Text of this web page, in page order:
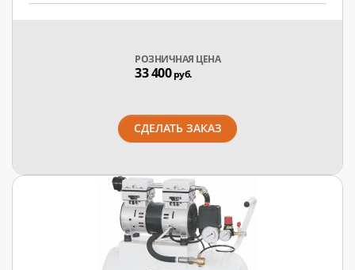
РОЗНИЧНАЯ ЦЕНА
33 400руб.
СДЕЛАТЬ ЗАКАЗ